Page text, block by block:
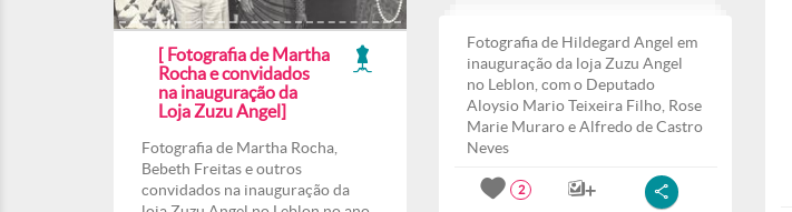
[ Fotografia de Martha
Rocha e convidados
na inauguração da
Loja Zuzu Angel]
Fotografia de Martha Rocha,
Bebeth Freitas e outros
convidados na inauguração da
Fotografia de Hildegard Angel em
inauguração da loja Zuzu Angel
no Leblon, com o Deputado
Aloysio Mario Teixeira Filho, Rose
Marie Muraro e Alfredo de Castro
Neves
2